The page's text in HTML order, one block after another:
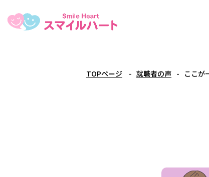
TOPページ 就職者の声 ここが